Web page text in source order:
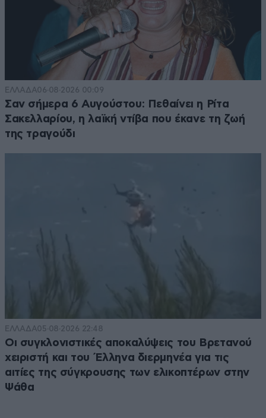
ΕΛΛΑΔΑ06·08·2026 00:09
Σαν σήμερα 6 Αυγούστου: Πεθαίνει η Ρίτα
Σακελλαρίου, η λαϊκή ντίβα που έκανε τη ζωή
της τραγούδι
ΕΛΛΑΔΑ05·08·2026 22:48
Οι συγκλονιστικές αποκαλύψεις του Βρετανού
χειριστή και του Έλληνα διερμηνέα για τις
αιτίες της σύγκρουσης των ελικοπτέρων στην
Ψάθα